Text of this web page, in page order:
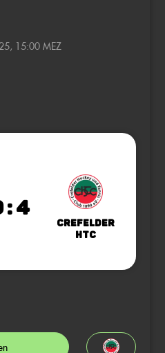
15:00 MEZ
: 4
Crefelder
HTC